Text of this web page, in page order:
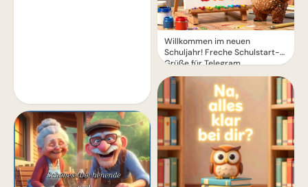
Willkommen im neuen
Schuljahr! Freche Schulstart-
Grüße für Telegram